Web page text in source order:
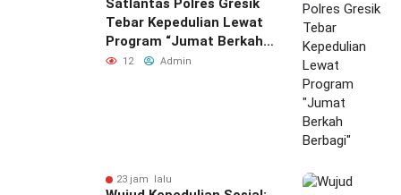
Satlantas Polres Gresik
Tebar Kepedulian Lewat
Program “Jumat Berkah
Berbagi”
12 Admin
23 jam lalu